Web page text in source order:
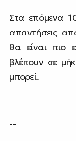
Στα επόμενα
απαντήσεις
θα είναι πιο
βλέπουν σε
μπορεί.
--